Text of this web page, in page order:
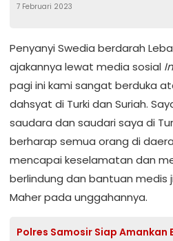
7 Februari 2023
Penyanyi Swedia berdarah
ajakannya lewat media sosial
pagi ini kami sangat berduka
dahsyat di Turki dan Suriah.
saudara dan saudari saya di
berharap semua orang di
mencapai keselamatan dan
berlindung dan bantuan medis
Maher pada unggahannya.
Polres Samosir Siap Amankan